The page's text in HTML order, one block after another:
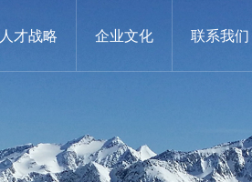
人才战略 企业文化 联系我们